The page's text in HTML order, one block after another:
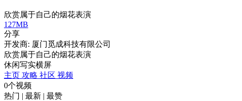
欣赏属于自己的烟花表演
127MB
分享
开发商: 厦门觅成科技有限公司
欣赏属于自己的烟花表演
休闲写实横屏
主页 攻略 社区 视频
0个视频
热门 | 最新 | 最赞